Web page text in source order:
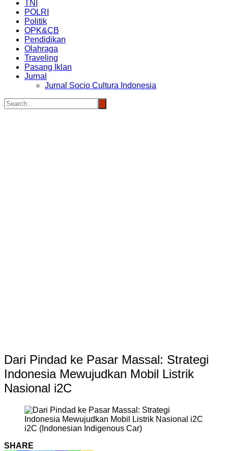
TNI
POLRI
Politik
OPK&CB
Pendidikan
Olahraga
Traveling
Pasang Iklan
Jurnal
Jurnal Socio Cultura Indonesia
Dari Pindad ke Pasar Massal: Strategi
Indonesia Mewujudkan Mobil Listrik
Nasional i2C
i2C (Indonesian Indigenous Car)
SHARE